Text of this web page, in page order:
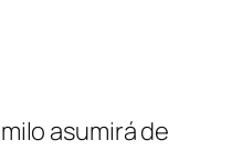
asumirá de